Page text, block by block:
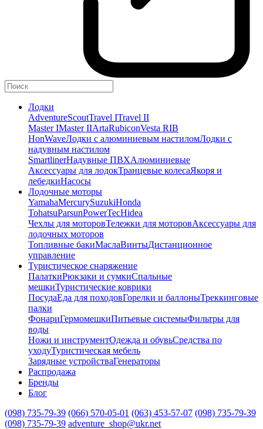
Лодки
AdventureScoutTravel ITravel II
Master IMaster IIArtaRubiconVesta RIB
HonWaveЛодки с алюминиевым настиломЛодки с
надувным настилом
SmartlinerНадувные ПВХАлюминиевые
Аксессуары для лодокТранцевые колесаЯкоря и
лебедкиНасосы
Лодочные моторы
YamahaMercurySuzukiHonda
TohatsuParsunPowerTecHidea
Чехлы для моторовТележки для моторовАксессуары для
лодочных моторов
Топливные бакиМаслаВинтыДистанционное
управление
Туристическое снаряжение
ПалаткиРюкзаки и сумкиСпальные
мешкиТуристические коврики
ПосудаЕда для походовГорелки и баллоныТреккинговые
палки
ФонариГермомешкиПитьевые системыФильтры для
воды
Ножи и инструментОдежда и обувьСредства по
уходуТуристическая мебель
Зарядные устройстваГенераторы
Распродажа
Бренды
Блог
(098) 735-79-39 (066) 570-05-01 (063) 453-57-07 (098) 735-79-39
(098) 735-79-39 adventure_shop@ukr.net